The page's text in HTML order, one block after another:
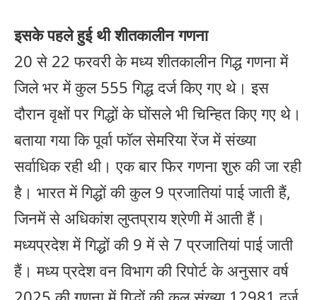
इसके पहले हुई थी शीतकालीन गणना
20 से 22 फरवरी के मध्य शीतकालीन गिद्ध गणना में
जिले भर में कुल 555 गिद्ध दर्ज किए गए थे। इस
दौरान वृक्षों पर गिद्धों के घोंसले भी चिन्हित किए गए थे।
बताया गया कि पूर्वा फॉल सेमरिया रेंज में संख्या
सर्वाधिक रही थी। एक बार फिर गणना शु़रु की जा रही
है। भारत में गिद्धों की कुल 9 प्रजातियां पाई जाती हैं,
जिनमें से अधिकांश लुप्तप्राय श्रेणी में आती हैं।
मध्यप्रदेश में गिद्धों की 9 में से 7 प्रजातियां पाई जाती
हैं। मध्य प्रदेश वन विभाग की रिपोर्ट के अनुसार वर्ष